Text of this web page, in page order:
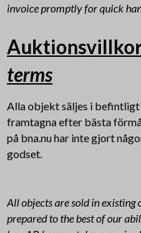
invoice promptly for quick
terms
Alla objekt säljes i
framtagna efter bästa
på bna.nu har inte gjort
godset.
All objects are sold in
prepared to the best of our